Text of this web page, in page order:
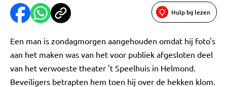
Hulp bij lezen
Een man is zondagmorgen aangehouden omdat hij foto's
aan het maken was van het voor publiek afgesloten deel
van het verwoeste theater 't Speelhuis in Helmond.
Beveiligers betrapten hem toen hij over de hekken klom.